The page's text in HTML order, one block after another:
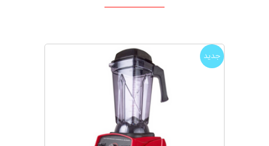
جدید